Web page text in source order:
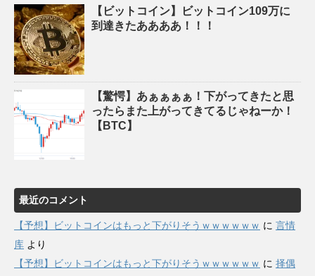
【ビットコイン】ビットコイン109万に
到達きたああああ！！！
【驚愕】あぁぁぁぁ！下がってきたと思
ったらまた上がってきてるじゃねーか！
【BTC】
最近のコメント
【予想】ビットコインはもっと下がりそうｗｗｗｗｗｗ に 言情
库 より
【予想】ビットコインはもっと下がりそうｗｗｗｗｗｗ に 择偶